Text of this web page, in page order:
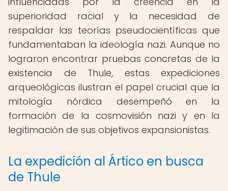
superioridad racial y la necesidad de
respaldar las teorías pseudocientíficas que
fundamentaban la ideología nazi. Aunque no
lograron encontrar pruebas concretas de la
existencia de Thule, estas expediciones
arqueológicas ilustran el papel crucial que la
mitología nórdica desempeñó en la
formación de la cosmovisión nazi y en la
legitimación de sus objetivos expansionistas.
La expedición al Ártico en busca
de Thule